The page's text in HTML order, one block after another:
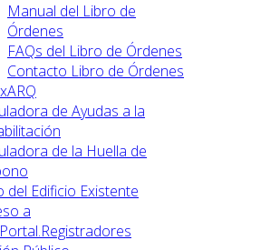
Manual del Libro de
Órdenes
FAQs del Libro de Órdenes
Contacto Libro de Órdenes
de Ayudas a la
de la Huella de
del Edificio Existente
a